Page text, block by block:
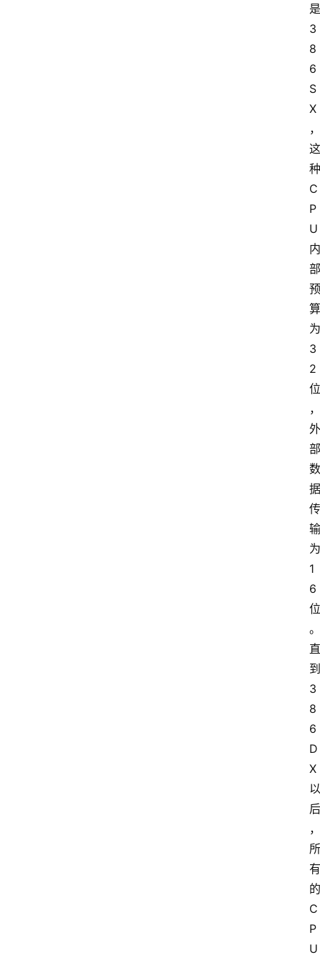
是
3
8
6
S
X
，
这
种
C
P
U
内
部
预
算
为
3
2
位
，
外
部
数
据
传
输
为
1
6
位
。
直
到
3
8
6
D
X
以
后
，
所
有
的
C
P
U